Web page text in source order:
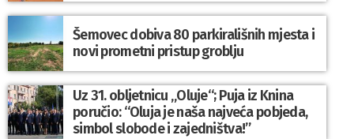
Šemovec dobiva 80 parkirališnih mjesta i
novi prometni pristup groblju
Uz 31. obljetnicu „Oluje“; Puja iz Knina
poručio: “Oluja je naša najveća pobjeda,
simbol slobode i zajedništva!”